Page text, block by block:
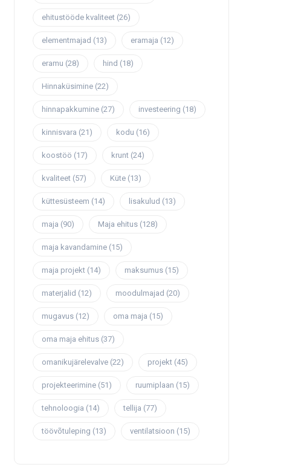
ehitustööde kvaliteet (26)
elementmajad (13) eramaja (12)
eramu (28) hind (18)
Hinnaküsimine (22)
hinnapakkumine (27) investeering (18)
kinnisvara (21) kodu (16)
koostöö (17) krunt (24)
kvaliteet (57) Küte (13)
küttesüsteem (14) lisakulud (13)
maja (90) Maja ehitus (128)
maja kavandamine (15)
maja projekt (14) maksumus (15)
materjalid (12) moodulmajad (20)
mugavus (12) oma maja (15)
oma maja ehitus (37)
omanikujärelevalve (22) projekt (45)
projekteerimine (51) ruumiplaan (15)
tehnoloogia (14) tellija (77)
töövõtuleping (13) ventilatsioon (15)